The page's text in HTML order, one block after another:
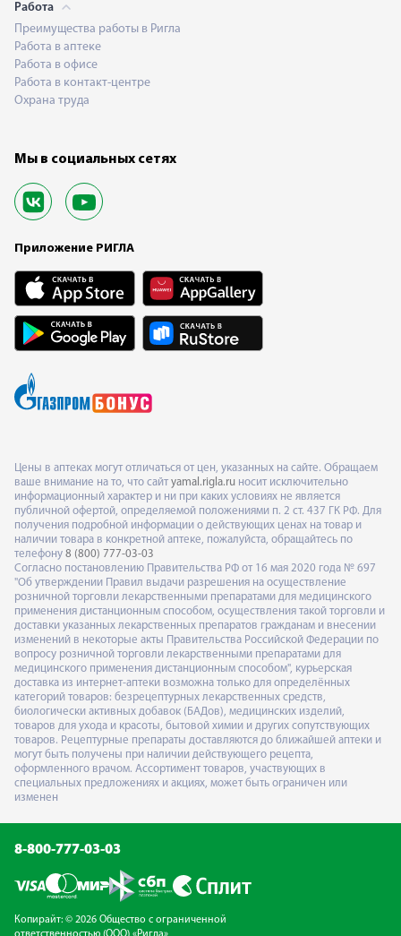
Работа
Преимущества работы в Ригла
Работа в аптеке
Работа в офисе
Работа в контакт-центре
Охрана труда
Мы в социальных сетях
Приложение РИГЛА
Цены в аптеках могут отличаться от цен, указанных на сайте. Обращаем
ваше внимание на то, что сайт yamal.rigla.ru носит исключительно
информационный характер и ни при каких условиях не является
публичной офертой, определяемой положениями п. 2 ст. 437 ГК РФ. Для
получения подробной информации о действующих ценах на товар и
наличии товара в конкретной аптеке, пожалуйста, обращайтесь по
телефону 8 (800) 777-03-03
Согласно постановлению Правительства РФ от 16 мая 2020 года № 697
"Об утверждении Правил выдачи разрешения на осуществление
розничной торговли лекарственными препаратами для медицинского
применения дистанционным способом, осуществления такой торговли и
доставки указанных лекарственных препаратов гражданам и внесении
изменений в некоторые акты Правительства Российской Федерации по
вопросу розничной торговли лекарственными препаратами для
медицинского применения дистанционным способом", курьерская
доставка из интернет-аптеки возможна только для определённых
категорий товаров: безрецептурных лекарственных средств,
биологически активных добавок (БАДов), медицинских изделий,
товаров для ухода и красоты, бытовой химии и других сопутствующих
товаров. Рецептурные препараты доставляются до ближайшей аптеки и
могут быть получены при наличии действующего рецепта,
оформленного врачом. Ассортимент товаров, участвующих в
специальных предложениях и акциях, может быть ограничен или
изменен
8-800-777-03-03
Копирайт: © 2026 Общество с ограниченной